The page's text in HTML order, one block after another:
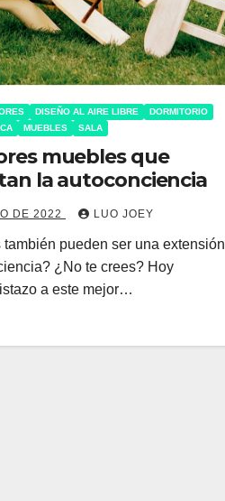
DISEÑO AL AIRE LIBRE
DORMITORIO
MUEBLES SALA
muebles que
la autoconciencia
DE 2022 LUO JOEY
pueden ser una extensión
¿No te crees? Hoy
a este mejor…